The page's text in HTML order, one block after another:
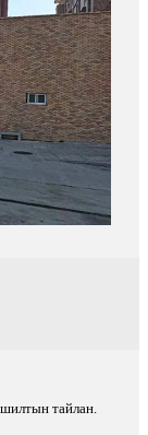
тайлан.